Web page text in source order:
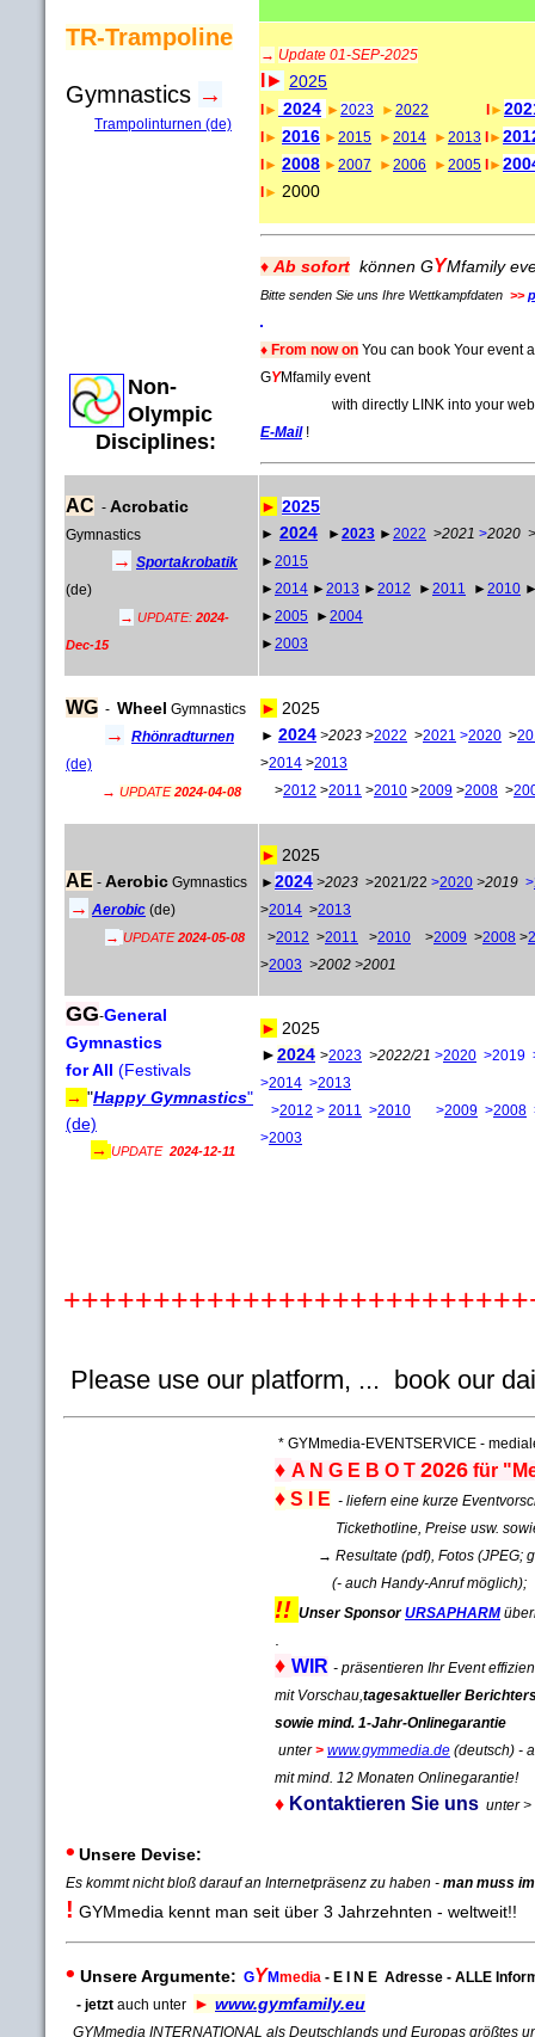
TR-Trampoline
Gymnastics →
Trampolinturnen (de)
→ Update 01-SEP-2025
► 2025
I► 2024 ► 2023 ► 2022 I►
I► 2016 ► 2015 ► 2014 ► 2013 I►
I► 2008 ► 2007 ► 2006 ► 2005 I►
I► 2000
Non-
Olympic
Disciplines:
♦ Ab sofort können GYMfamily
Bitte senden Sie uns Ihre Wettkampfdaten >>
♦ From now on You can book Your event
GYMfamily event
with directly LINK into your
E-Mail!
AC - Acrobatic
Gymnastics
→ Sportakrobatik
(de)
→ UPDATE: 2024-
Dec-15
► 2025
► 2024 ►2023 ►2022 >2021 >2020
►2015
►2014 ►2013 ►2012 ►2011 ►2010
►2005 ►2004
►2003
WG - Wheel Gymnastics
→
Rhönradturnen
(de)
→ UPDATE2024-04-08
► 2025
► 2024 >2023 >2022 >2021 >2020 >
>2014 >2013
>2012 >2011 >2010 >2009 >2008 >
AE - Aerobic Gymnastics
→ Aerobic (de)
→ UPDATE2024-05-08
► 2025
►2024 >2023 >2021/22 >2020 >2019 >
>2014 >2013
>2012 >2011 >2010 >2009 >2008 >
>2003 >2002 >2001
GG-General
Gymnastics
for All (Festivals
→ "Happy Gymnastics"
(de)
→ UPDATE 2024-12-11
► 2025
►2024 >2023 >2022/21 >2020 >2019
>2014 >2013
>2012 > 2011 >2010 >2009 >2008
>2003
Please use our platform, ... book our
* GYMmedia-EVENTSERVICE -
♦ A N G E B O T 2026 für
♦ S I E - liefern eine kurze
Tickethotline, Preise usw. sowie
→ Resultate (pdf), Fotos (JPEG;
(- auch Handy-Anruf möglich);
!! Unser SponsorURSAPHARM
♦ WIR - präsentieren Ihr Event
mit Vorschau, tagesaktueller
sowie mind. 1-Jahr-Onlinegarantie
unter> www.gymmedia.de (deutsch) -
mit mind. 12 Monaten Onlinegarantie!
♦ Kontaktieren Sie uns unter >
• Unsere Devise:
Es kommt nicht bloß darauf an Internetpräsenz zu haben - man muss
! GYMmedia kennt man seit über 3 Jahrzehnten - weltweit!!
• Unsere Argumente: GYMmedia - E I N E Adresse - ALLE
- jetzt auch unter ► www.gymfamily.eu
GYMmedia INTERNATIONAL als Deutschlands und Europas größtes